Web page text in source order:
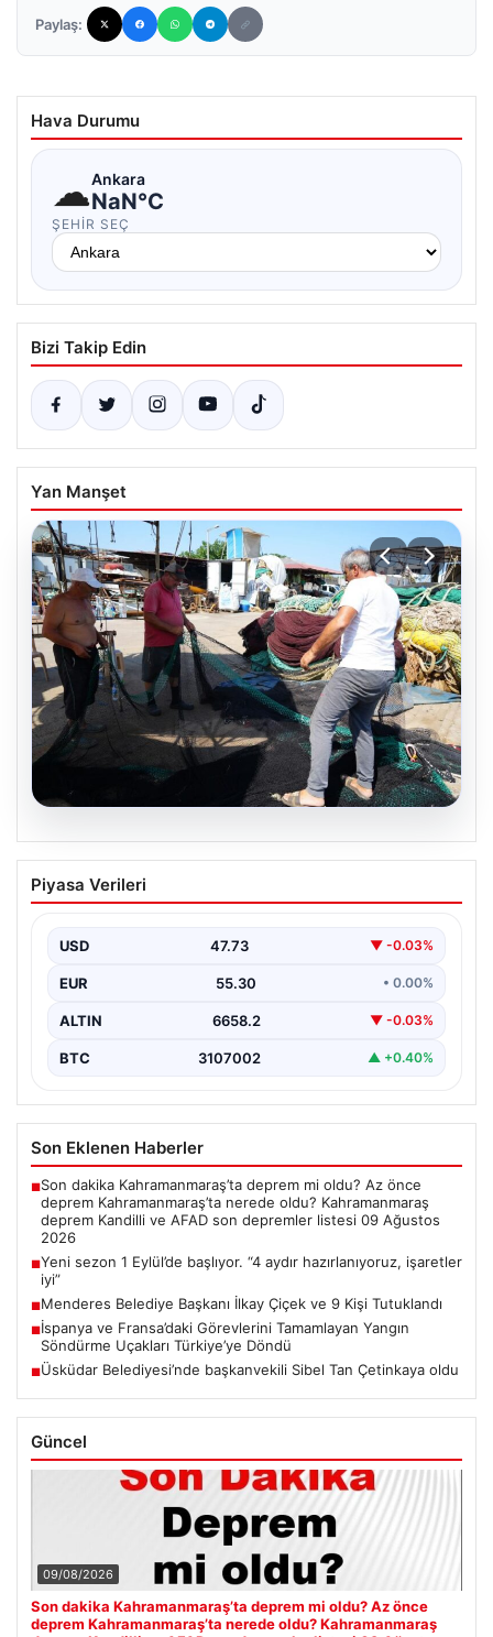
Paylaş:
Hava Durumu
☁Ankara
NaN°C
ŞEHIR SEÇ
Bizi Takip Edin
Yan Manşet
Yeni sezon 1 Eylül’de başlıyor. “4 aydır
hazırlanıyoruz, işaretler iyi”
Piyasa Verileri
USD 47.73 ▼ -0.03%
EUR 55.30 • 0.00%
ALTIN 6658.2 ▼ -0.03%
BTC 3107002 ▲ +0.40%
Son Eklenen Haberler
■Son dakika Kahramanmaraş’ta deprem mi oldu? Az önce
deprem Kahramanmaraş’ta nerede oldu? Kahramanmaraş
deprem Kandilli ve AFAD son depremler listesi 09 Ağustos
2026
■Yeni sezon 1 Eylül’de başlıyor. “4 aydır hazırlanıyoruz, işaretler
iyi”
■Menderes Belediye Başkanı İlkay Çiçek ve 9 Kişi Tutuklandı
■İspanya ve Fransa’daki Görevlerini Tamamlayan Yangın
Söndürme Uçakları Türkiye’ye Döndü
■Üsküdar Belediyesi’nde başkanvekili Sibel Tan Çetinkaya oldu
Güncel
09/08/2026
Son dakika Kahramanmaraş’ta deprem mi oldu? Az önce
deprem Kahramanmaraş’ta nerede oldu? Kahramanmaraş